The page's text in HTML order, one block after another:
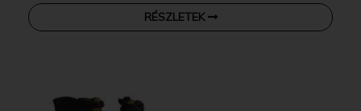
RÉSZLETEK